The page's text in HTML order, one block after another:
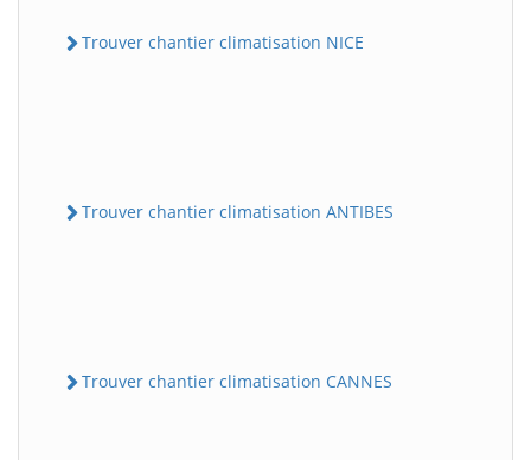
Trouver chantier climatisation NICE
Trouver chantier climatisation ANTIBES
Trouver chantier climatisation CANNES